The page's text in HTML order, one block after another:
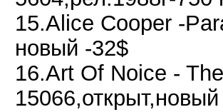
15.Alice Cooper -
новый -32$
16.Art Of Noice -